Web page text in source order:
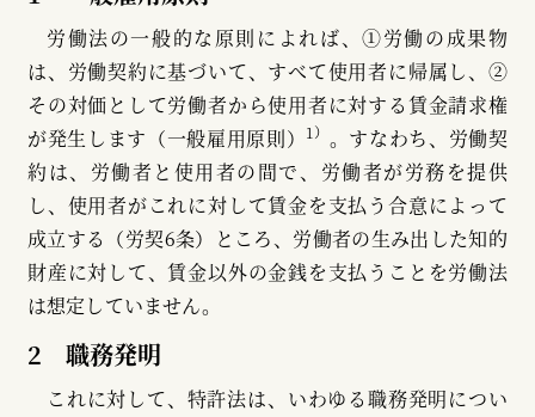
労働法の一般的な原則によれば、①労働の成果物
は、労働契約に基づいて、すべて使用者に帰属し、②
その対価として労働者から使用者に対する賃金請求権
が発生します（一般雇用原則）
1） 。すなわち、労働契
約は、労働者と使用者の間で、労働者が労務を提供
し、使用者がこれに対して賃金を支払う合意によって
成立する（労契6条）ところ、労働者の生み出した知的
財産に対して、賃金以外の金銭を支払うことを労働法
は想定していません。
2 職務発明
これに対して、特許法は、いわゆる職務発明につい